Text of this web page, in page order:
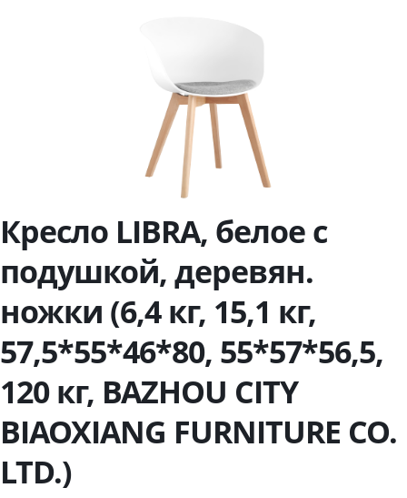
Кресло LIBRA, белое с
подушкой, деревян.
ножки (6,4 кг, 15,1 кг,
57,5*55*46*80, 55*57*56,5,
120 кг, BAZHOU CITY
BIAOXIANG FURNITURE CO.
LTD.)